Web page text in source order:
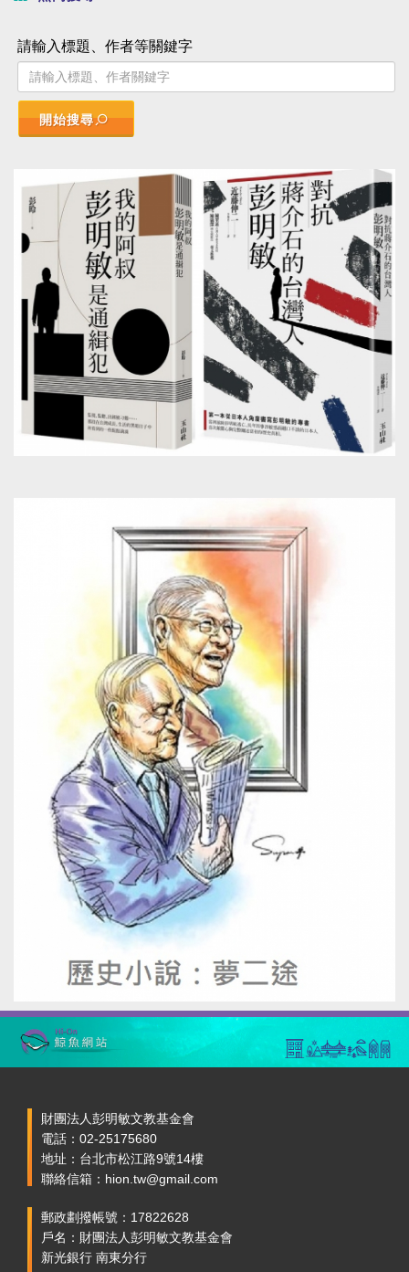
請輸入標題、作者等關鍵字
開始搜尋
財團法人彭明敏文教基金會
電話：02-25175680
地址：台北市松江路9號14樓
聯絡信箱：hion.tw@gmail.com
郵政劃撥帳號：17822628
戶名：財團法人彭明敏文教基金會
新光銀行 南東分行